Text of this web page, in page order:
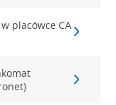
placówce CA